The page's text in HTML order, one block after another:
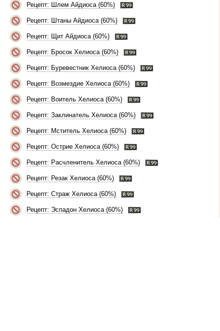
Рецепт: Шлем Айдиоса (60%)
Рецепт: Штаны Айдиоса (60%)
Рецепт: Щит Айдиоса (60%)
Рецепт: Бросок Хелиоса (60%)
Рецепт: Буревестник Хелиоса (60%)
Рецепт: Возмездие Хелиоса (60%)
Рецепт: Воитель Хелиоса (60%)
Рецепт: Заклинатель Хелиоса (60%)
Рецепт: Мститель Хелиоса (60%)
Рецепт: Острие Хелиоса (60%)
Рецепт: Расчленитель Хелиоса (60%)
Рецепт: Резак Хелиоса (60%)
Рецепт: Страж Хелиоса (60%)
Рецепт: Эспадон Хелиоса (60%)